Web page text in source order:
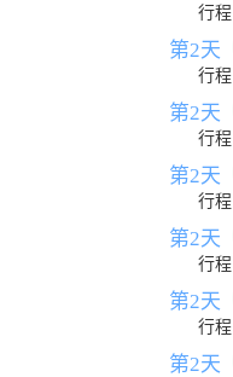
行程
第2天
行程
第2天
行程
第2天
行程
第2天
行程
第2天
行程
第2天